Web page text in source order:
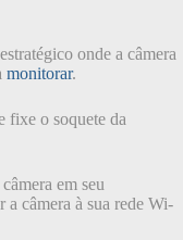
onde a câmera
monitorar.
fixe o soquete da
em seu
a câmera à sua rede Wi-